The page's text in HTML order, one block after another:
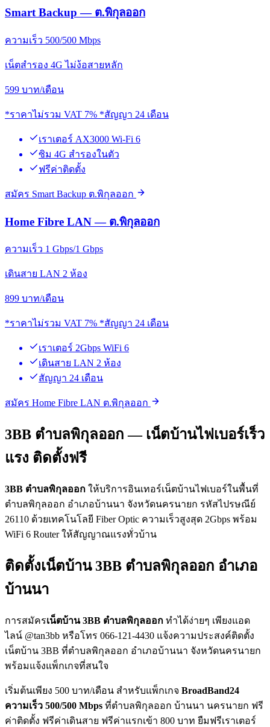
Smart Backup — ต.พิกุลออก
ความเร็ว 500/500 Mbps
เน็ตสำรอง 4G ไม่ง้อสายหลัก
599 บาท/เดือน
*ราคาไม่รวม VAT 7% *สัญญา 24 เดือน
เราเตอร์ AX3000 Wi-Fi 6
ซิม 4G สำรองในตัว
ฟรีค่าติดตั้ง
สมัคร Smart Backup ต.พิกุลออก
Home Fibre LAN — ต.พิกุลออก
ความเร็ว 1 Gbps/1 Gbps
เดินสาย LAN 2 ห้อง
899 บาท/เดือน
*ราคาไม่รวม VAT 7% *สัญญา 24 เดือน
เราเตอร์ 2Gbps WiFi 6
เดินสาย LAN 2 ห้อง
สัญญา 24 เดือน
สมัคร Home Fibre LAN ต.พิกุลออก
3BB ตำบลพิกุลออก — เน็ตบ้านไฟเบอร์เร็ว
แรง ติดตั้งฟรี
3BB ตำบลพิกุลออก ให้บริการอินเทอร์เน็ตบ้านไฟเบอร์ในพื้นที่
ตำบลพิกุลออก อำเภอบ้านนา จังหวัดนครนายก รหัสไปรษณีย์
26110 ด้วยเทคโนโลยี Fiber Optic ความเร็วสูงสุด 2Gbps พร้อม
WiFi 6 Router ให้สัญญาณแรงทั่วบ้าน
ติดตั้งเน็ตบ้าน 3BB ตำบลพิกุลออก อำเภอ
บ้านนา
การสมัครเน็ตบ้าน 3BB ตำบลพิกุลออก ทำได้ง่ายๆ เพียงแอด
ไลน์ @tan3bb หรือโทร 066-121-4430 แจ้งความประสงค์ติดตั้ง
เน็ตบ้าน 3BB ที่ตำบลพิกุลออก อำเภอบ้านนา จังหวัดนครนายก
พร้อมแจ้งแพ็กเกจที่สนใจ
เริ่มต้นเพียง 500 บาท/เดือน สำหรับแพ็กเกจ BroadBand24
ความเร็ว 500/500 Mbps ที่ตำบลพิกุลออก บ้านนา นครนายก ฟรี
ค่าติดตั้ง ฟรีค่าเดินสาย ฟรีค่าแรกเข้า 800 บาท ยืมฟรีเราเตอร์